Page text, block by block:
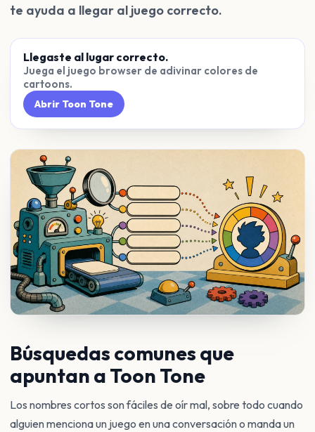
te ayuda a llegar al juego correcto.
Llegaste al lugar correcto.
Juega el juego browser de adivinar colores de
cartoons.
Abrir Toon Tone
Búsquedas comunes que
apuntan a Toon Tone
Los nombres cortos son fáciles de oír mal, sobre todo cuando
alguien menciona un juego en una conversación o manda un